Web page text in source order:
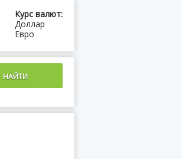
Курс валют:
Доллар
Евро